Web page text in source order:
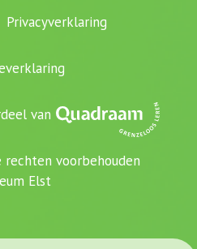
Privacyverklaring
van
voorbehouden
Elst